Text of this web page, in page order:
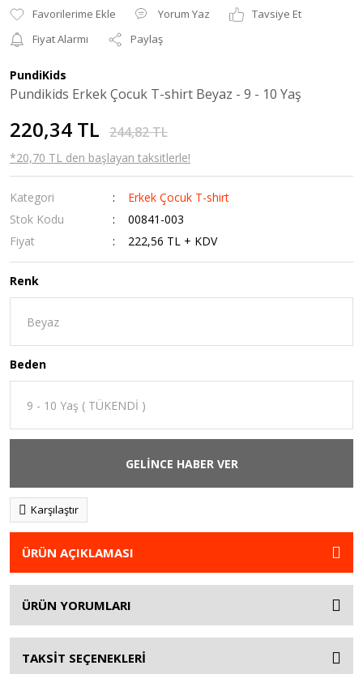
Yorum Yaz
Tavsiye Et
Fiyat Alarmı
Paylaş
PundiKids
Pundikids Erkek Çocuk T-shirt Beyaz - 9 - 10 Yaş
220,34 TL 244,82 TL
*20,70 TL den başlayan taksitlerle!
Kategori
Erkek Çocuk T-shirt
Stok Kodu
00841-003
Fiyat
222,56 TL + KDV
Renk
Beden
GELİNCE HABER VER
Karşılaştır
ÜRÜN AÇIKLAMASI
ÜRÜN YORUMLARI
TAKSİT SEÇENEKLERİ